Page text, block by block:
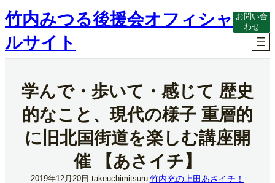
内
容
ス
キ
竹内みつる後援会オフィシャ
ルサイト
お問い合
わせ
学んで・歩いて・感じて 歴史
的なこと、現代の様子 重層的
に旧北国街道を楽しむ講座開
催 【あさイチ】
2019年12月20日 takeuchimitsuru 竹内充の上田あさイチ！